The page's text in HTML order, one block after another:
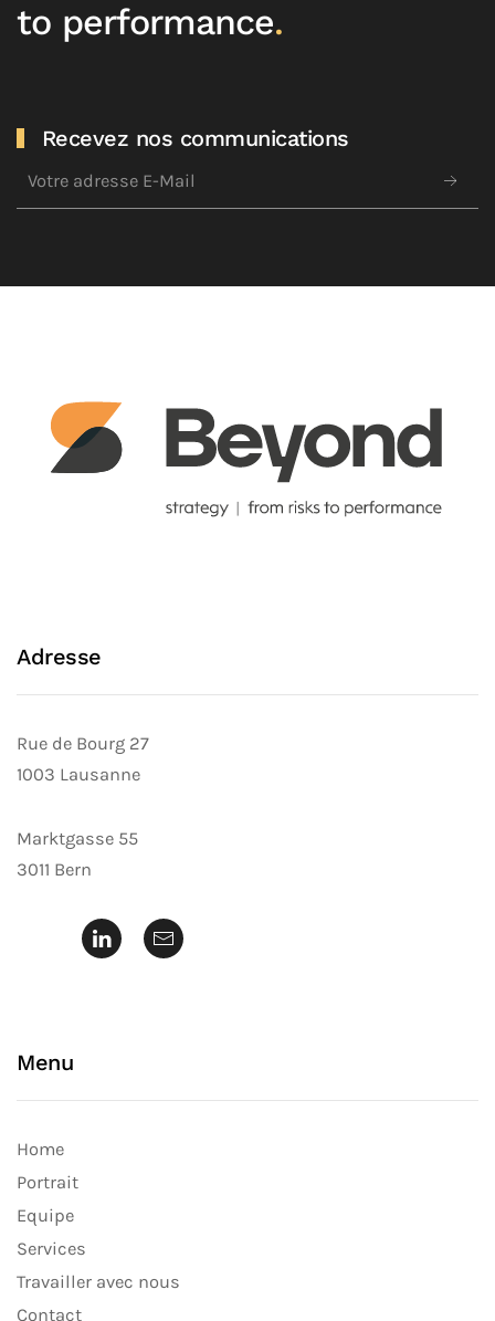
to performance.
Recevez nos communications
Adresse
Rue de Bourg 27
1003 Lausanne
Marktgasse 55
3011 Bern
Menu
Home
Portrait
Equipe
Services
Travailler avec nous
Contact